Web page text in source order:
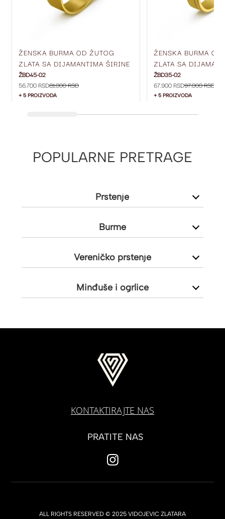
ŽENSKA BURMA OD ŽUTOG
ZLATA SA DIJAMANTIMA ŠIRINE
5 MM ŽBD45-02
ŽBD45-02
56.700 RSD81.000 RSD
+ 5 PROIZVODA
ŽENSKA BURMA OD
ZLATA SA
4 MM ŽBD35-02
ŽBD35-02
67.900 RSD97.000 RSD
+ 5 PROIZVODA
POPULARNE PRETRAGE
Prstenje
Burme
Vereničko prstenje
Minđuše i ogrlice
KONTAKTIRAJTE NAS
PRATITE NAS
ALL RIGHTS RESERVED © 2025 VIDOJEVIC ZLATARA